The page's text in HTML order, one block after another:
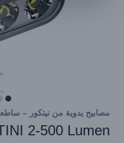
مصابيح يدوية من نيتكور –
2-500 Lumen